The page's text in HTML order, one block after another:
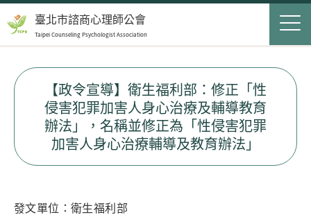
最新消息
會員服務
民眾服務
Jump to Navigation
Jump to Main content
【政令宣導】衛生福利部：修正「性
侵害犯罪加害人身心治療及輔導教育
辦法」，名稱並修正為「性侵害犯罪
加害人身心治療輔導及教育辦法」
發文單位：衛生福利部
臺北市諮商心理師公會
Taipei Counseling Psychologist Association